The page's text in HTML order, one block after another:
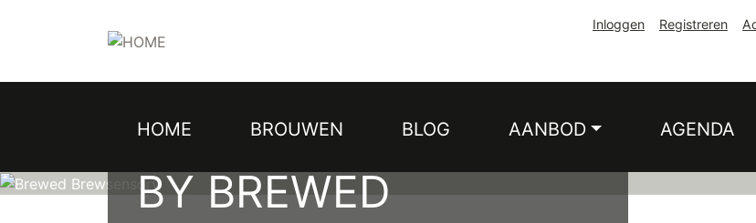
Inloggen Registreren
Hoofdnavigatie
HOME BROUWEN BLOG AANBOD AGENDA
BREWSENSORY -
SENSORY TASTING
BY BREWED